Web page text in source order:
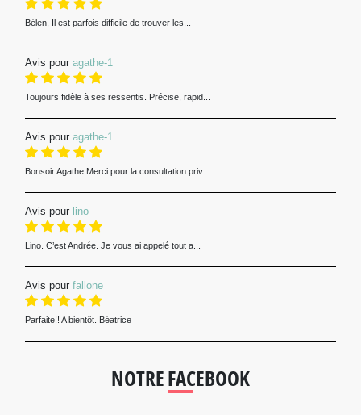
Bélen, Il est parfois difficile de trouver les...
Avis pour agathe-1
Toujours fidèle à ses ressentis. Précise, rapid...
Avis pour agathe-1
Bonsoir Agathe Merci pour la consultation priv...
Avis pour lino
Lino. C’est Andrée. Je vous ai appelé tout a...
Avis pour fallone
Parfaite!! A bientôt. Béatrice
NOTRE FACEBOOK